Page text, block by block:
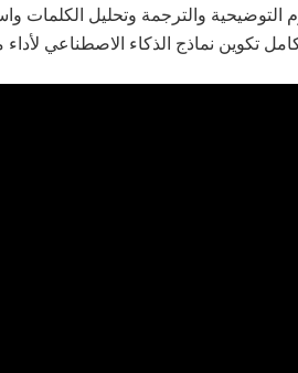
التوضيحية والترجمة وتحليل الكلمات
تكوين نماذج الذكاء الاصطناعي